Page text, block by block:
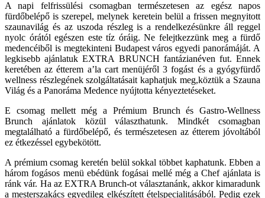
A napi felfrissülési csomagban természetesen az egész napos
fürdőbelépő is szerepel, melynek keretein belül a frissen megnyitott
szaunavilág és az uszoda részleg is a rendelkezésünkre áll reggel
nyolc órától egészen este tíz óráig. Ne felejtkezzünk meg a fürdő
medencéiből is megtekinteni Budapest város egyedi panorámáját. A
legkisebb ajánlatuk EXTRA BRUNCH fantázianéven fut. Ennek
keretében az étterem a’la cart menüjéről 3 fogást és a gyógyfürdő
wellness részlegének szolgáltatásait kaphatjuk meg,köztük a Szauna
Világ és a Panoráma Medence nyújtotta kényeztetéseket.
E csomag mellett még a Prémium Brunch és Gastro-Wellness
Brunch ajánlatok közül választhatunk. Mindkét csomagban
megtalálható a fürdőbelépő, és természetesen az étterem jóvoltából
ez étkezéssel egybekötött.
A prémium csomag keretén belül sokkal többet kaphatunk. Ebben a
három fogásos menü ebédünk fogásai mellé még a Chef ajánlata is
ránk vár. Ha az EXTRA Brunch-ot választanánk, akkor kimaradunk
a mesterszakács egyedileg elkészített ételspecialitásából. Pedig ezek